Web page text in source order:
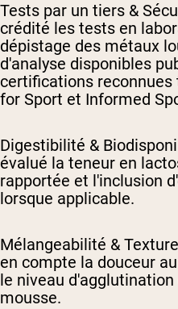
Tests par un tiers &
crédité les tests en
dépistage des métaux
d'analyse disponibles
certifications reconnues
for Sport et Informed
Digestibilité &
évalué la teneur en
rapportée et l'inclusion
lorsque applicable.
Mélangeabilité &
en compte la douceur
le niveau
mousse.